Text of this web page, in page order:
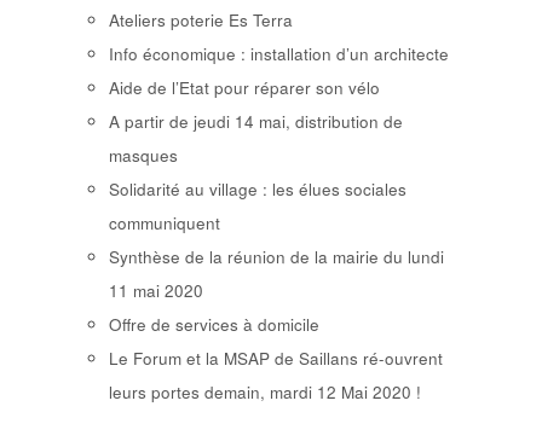
Ateliers poterie Es Terra
Info économique : installation d’un architecte
Aide de l’Etat pour réparer son vélo
A partir de jeudi 14 mai, distribution de
masques
Solidarité au village : les élues sociales
communiquent
Synthèse de la réunion de la mairie du lundi
11 mai 2020
Offre de services à domicile
Le Forum et la MSAP de Saillans ré-ouvrent
leurs portes demain, mardi 12 Mai 2020 !